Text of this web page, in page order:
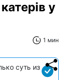
у
1 мин
суть из